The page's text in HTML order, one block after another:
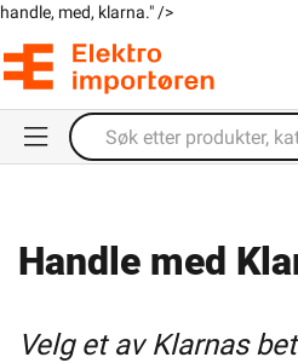
handle, med, klarna." />
Handle med
Velg et av Klarnas